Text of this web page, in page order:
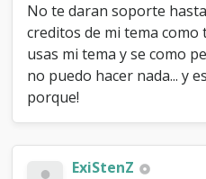
No te daran soporte
creditos de mi tema como
usas mi tema y se como
no puedo hacer nada... y
porque!
ExiStenZ